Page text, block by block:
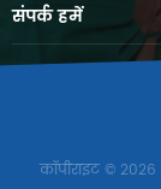
संपर्कहमें
कॉपीराइट © 2026